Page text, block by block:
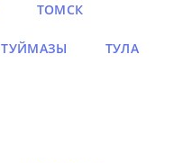
ТОМСК
ТУЙМАЗЫ ТУЛА